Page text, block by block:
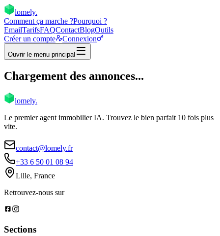
lomely.
Comment ça marche ?Pourquoi ?
EmailTarifsFAQContactBlogOutils
Créer un compte
Connexion
Ouvrir le menu principal
Chargement des annonces...
lomely.
Le premier agent immobilier IA. Trouvez le bien parfait 10 fois plus
vite.
contact@lomely.fr
+33 6 50 01 08 94
Lille, France
Retrouvez-nous sur
Sections